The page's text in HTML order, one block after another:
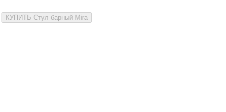
КУПИТЬ Стул барный Mira